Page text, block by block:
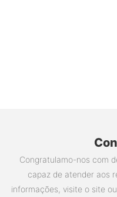
Congratulamo-nos com
capaz de atender aos
informações, visite o site